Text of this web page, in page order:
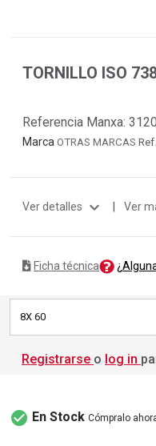
TORNILLO ISO
Referencia Manxa:
Marca OTRAS MARCAS
Ver detalles expand_more | Ver
Ficha técnica
8X 60
Registrarse o log in
check_circle En Stock Cómpralo